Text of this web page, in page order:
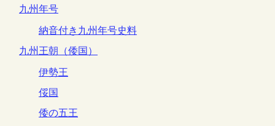
九州年号
納音付き九州年号史料
九州王朝（倭国）
伊勢王
俀国
倭の五王